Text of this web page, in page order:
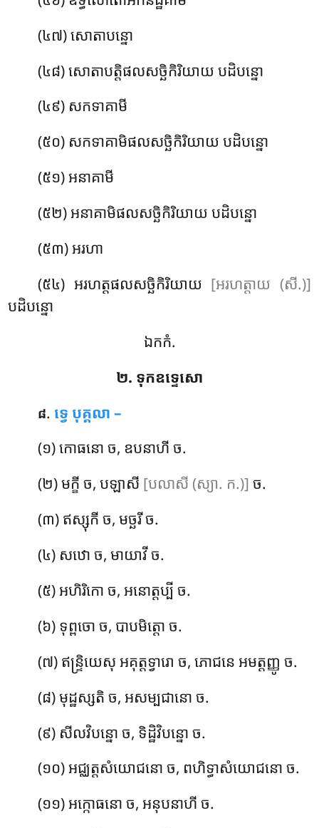
(៤៧) សោតាបន្នោ
(៤៨) សោតាបត្តិផលសច្ឆិកិរិយាយ បដិបន្នោ
(៤៩) សកទាគាមី
(៥០) សកទាគាមិផលសច្ឆិកិរិយាយ បដិបន្នោ
(៥១) អនាគាមី
(៥២) អនាគាមិផលសច្ឆិកិរិយាយ បដិបន្នោ
(៥៣) អរហា
(៥៤) អរហត្តផលសច្ឆិកិរិយាយ [អរហត្តាយ (សី.)]
បដិបន្នោ
ឯកកំ.
២. ទុកឧទ្ទេសោ
៨.ទ្វេ បុគ្គលា –
(១) កោធនោ ច, ឧបនាហី ច.
(២) មក្ខី ច, បឡាសី [បលាសី (ស្យា. ក.)] ច.
(៣) ឥស្សុកី ច, មច្ឆរី ច.
(៤) សឋោ ច, មាយាវី ច.
(៥) អហិរិកោច, អនោត្តប្បី ច.
(៦) ទុព្ពចោ ច, បាបមិត្តោ ច.
(៧) ឥន្ទ្រិយេសុអគុត្តទ្វារោ ច, ភោជនេ អមត្តញ្ញូ ច.
(៨) មុដ្ឋស្សតិ ច, អសម្បជានោ ច.
(៩) សីលវិបន្នោ ច, ទិដ្ឋិវិបន្នោ ច.
(១០) អជ្ឈត្តសំយោជនោច, ពហិទ្ធាសំយោជនោ ច.
(១១) អក្កោធនោ ច, អនុបនាហី ច.